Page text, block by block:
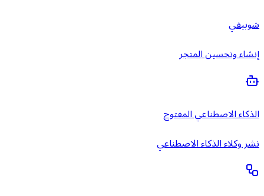
شوبيفي
إنشاء وتحسين المتجر
الذكاء الاصطناعي المفتوح
نشر وكلاء الذكاء الاصطناعي